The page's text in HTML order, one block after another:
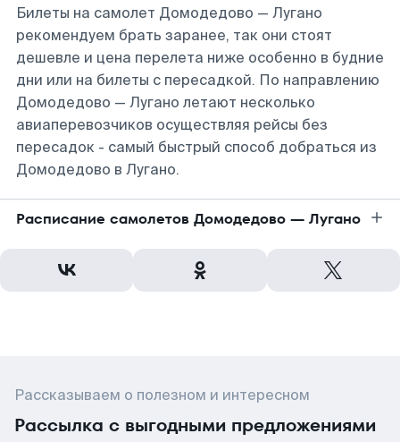
Билеты на самолет Домодедово — Лугано
рекомендуем брать заранее, так они стоят
дешевле и цена перелета ниже особенно в будние
дни или на билеты с пересадкой. По направлению
Домодедово — Лугано летают несколько
авиаперевозчиков осуществляя рейсы без
пересадок - самый быстрый способ добраться из
Домодедово в Лугано.
Расписание самолетов Домодедово — Лугано
Рассказываем о полезном и интересном
Рассылка с выгодными предложениями